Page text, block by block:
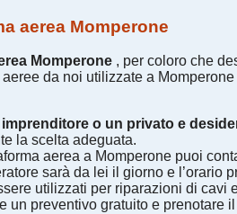
aerea Momperone
Momperone , per coloro che
da noi utilizzate a
o un privato e
la scelta adeguata.
aerea a Momperone puoi
sarà da lei il giorno e l’orario
utilizzati per riparazioni di
un preventivo gratuito e prenotare